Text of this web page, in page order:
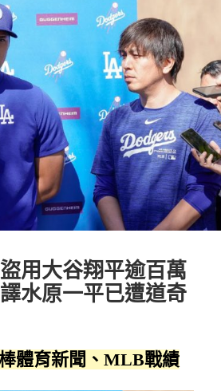
用大谷翔平逾百萬
水原一平已遭道奇
體育新聞、MLB戰績